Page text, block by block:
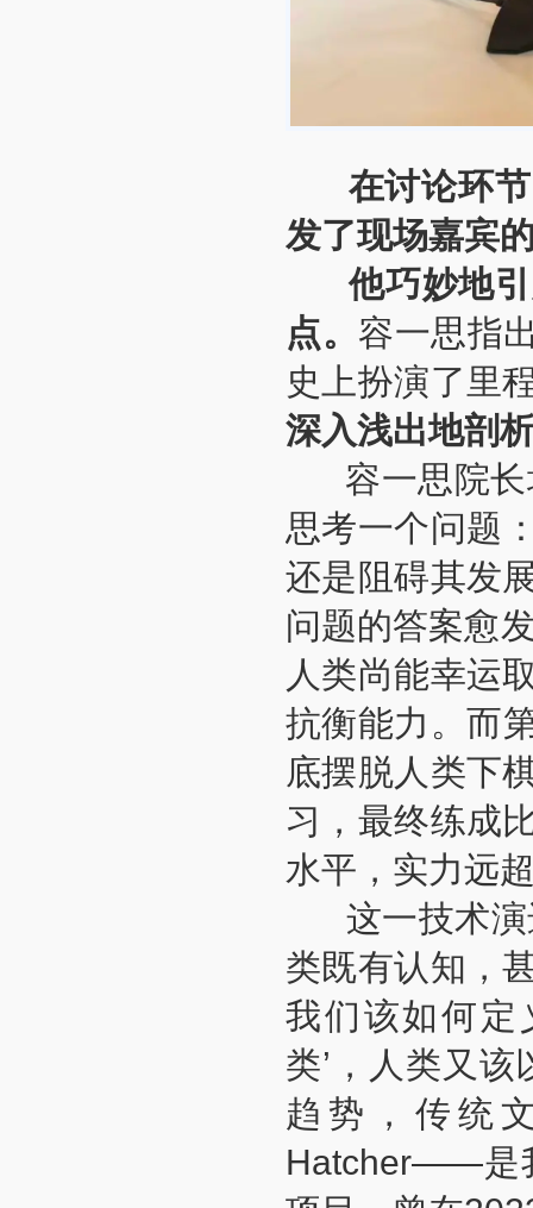
在讨论环节
发了现场嘉宾
他巧妙地引
点。 容一思指
史上扮演了里
深入浅出地剖
容一思院长
思考一个问题
还是阻碍其发
问题的答案愈
人类尚能幸运
抗衡能力。而
底摆脱人类下
习，最终练成
水平，实力远
这一技术演
类既有认知，
我们该如何定
类’，人类又
趋势，传统
Hatcher——是